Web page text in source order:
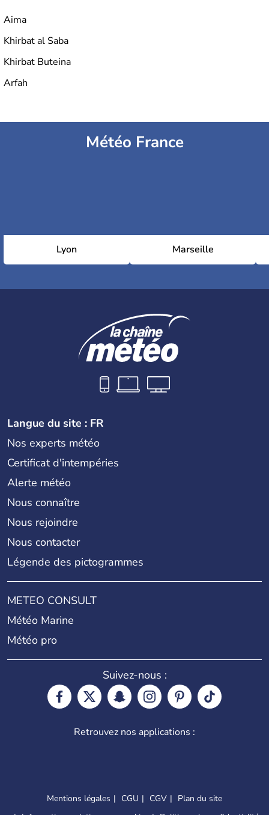
Aima
Khirbat al Saba
Khirbat Buteina
Arfah
Météo France
Lyon Marseille
Langue du site : FR
Nos experts météo
Certificat d'intempéries
Alerte météo
Nous connaître
Nous rejoindre
Nous contacter
Légende des pictogrammes
METEO CONSULT
Météo Marine
Météo pro
Suivez-nous :
Retrouvez nos applications :
Mentions légales CGU CGV
Plan du site